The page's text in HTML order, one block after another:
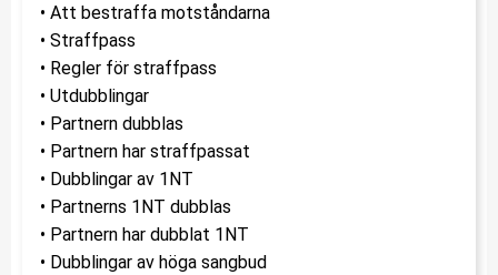
• Att bestraffa motståndarna
• Straffpass
• Regler för straffpass
• Utdubblingar
• Partnern dubblas
• Partnern har straffpassat
• Dubblingar av 1NT
• Partnerns 1NT dubblas
• Partnern har dubblat 1NT
• Dubblingar av höga sangbud